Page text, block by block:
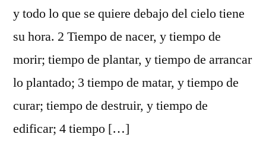
y todo lo que se quiere debajo del cielo tiene
su hora. 2 Tiempo de nacer, y tiempo de
morir; tiempo de plantar, y tiempo de arrancar
lo plantado; 3 tiempo de matar, y tiempo de
curar; tiempo de destruir, y tiempo de
edificar; 4 tiempo […]